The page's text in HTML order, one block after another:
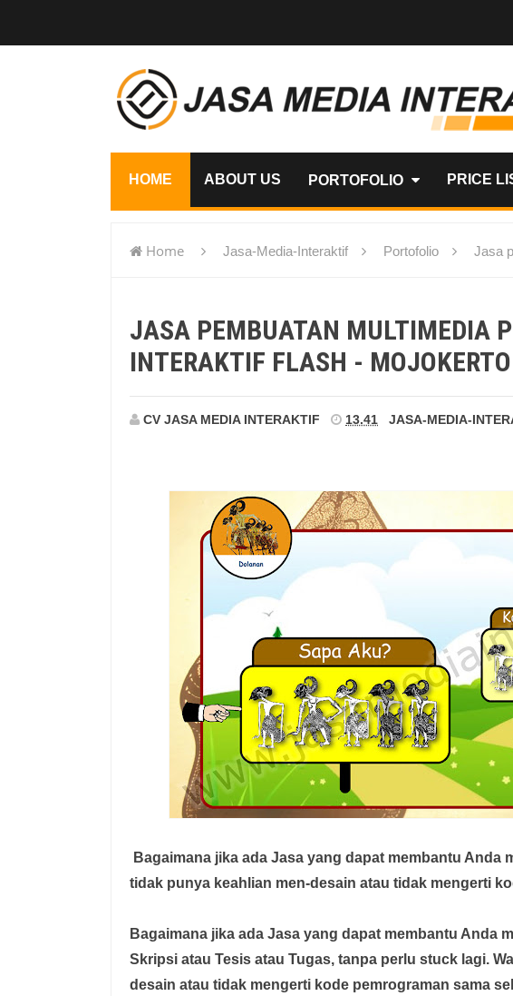
HOME ABOUT US PORTOFOLIO PRICE
Home Jasa-Media-Interaktif Portofolio Jasa
JASA PEMBUATAN MULTIMEDIA
INTERAKTIF FLASH - MOJOKERTO
CV JASA MEDIA INTERAKTIF 13.41 JASA-MEDIA-
Bagaimana jika ada Jasa yang dapat membantu Anda
tidak punya keahlian men-desain atau tidak mengerti
Bagaimana jika ada Jasa yang dapat membantu Anda
Skripsi atau Tesis atau Tugas, tanpa perlu stuck lagi.
desain atau tidak mengerti kode pemrograman sama